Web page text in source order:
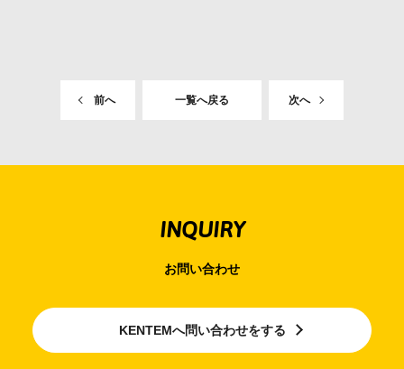
前へ 一覧へ戻る 次へ
INQUIRY
お問い合わせ
KENTEMへ問い合わせをする